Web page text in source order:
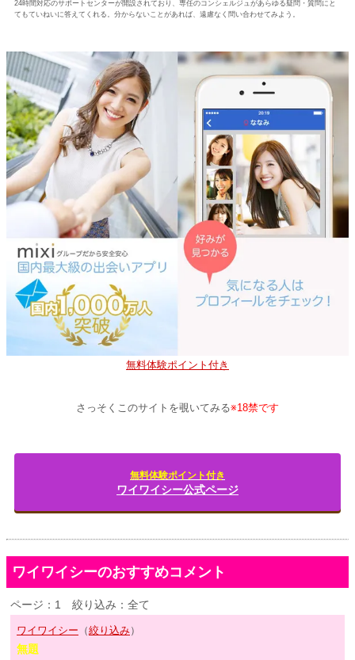
24時間対応のサポートセンターが開設されており、専任のコンシェルジュがあらゆる疑問・質問にと
てもていねいに答えてくれる。分からないことがあれば、遠慮なく問い合わせてみよう。
無料体験ポイント付き
さっそくこのサイトを覗いてみる※18禁です
無料体験ポイント付き
ワイワイシー公式ページ
ワイワイシーのおすすめコメント
ページ：1 絞り込み：全て
ワイワイシー （絞り込み）
無題